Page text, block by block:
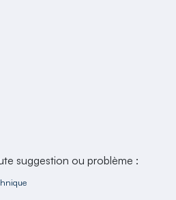
suggestion ou problème :